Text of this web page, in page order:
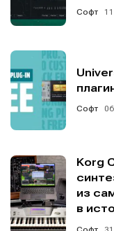
Софт
Софт
Korg
из
в